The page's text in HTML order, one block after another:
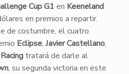
Cup G1 en Keeneland
en premios a repartir.
de costumbre, el cuatro
Eclipse, Javier Castellano,
tratará de darle al
, su segunda victoria en este